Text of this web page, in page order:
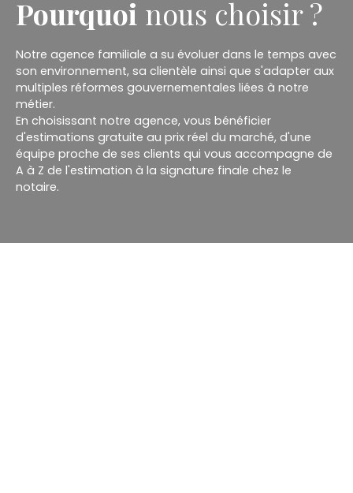
Pourquoi nous choisir ?
Notre agence familiale a su évoluer dans le temps avec
son environnement, sa clientèle ainsi que s'adapter aux
multiples réformes gouvernementales liées à notre
métier.
En choisissant notre agence, vous bénéficier
d'estimations gratuite au prix réel du marché, d'une
équipe proche de ses clients qui vous accompagne de
A à Z de l'estimation à la signature finale chez le
notaire.